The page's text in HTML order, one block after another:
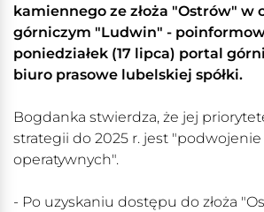
kamiennego ze złoża "Ostrów" w
górniczym "Ludwin" -
poniedziałek (17 lipca) portal
biuro prasowe lubelskiej spółki.
Bogdanka stwierdza, że jej
strategii do 2025 r. jest
operatywnych".
- Po uzyskaniu dostępu do złoża